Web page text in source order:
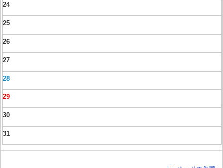
24
25
26
27
28
29
30
31